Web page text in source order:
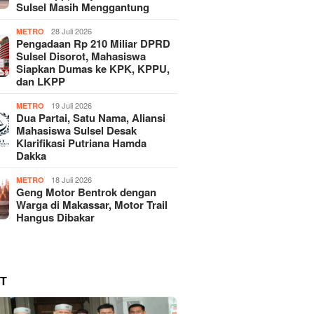
Sulsel Masih Menggantung
METRO 28 Juli 2026
Pengadaan Rp 210 Miliar DPRD
Sulsel Disorot, Mahasiswa
Siapkan Dumas ke KPK, KPPU,
dan LKPP
METRO 19 Juli 2026
Dua Partai, Satu Nama, Aliansi
Mahasiswa Sulsel Desak
Klarifikasi Putriana Hamda
Dakka
METRO 18 Juli 2026
Geng Motor Bentrok dengan
Warga di Makassar, Motor Trail
Hangus Dibakar